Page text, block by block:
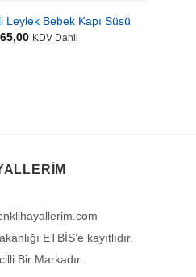
Leylek Bebek Kapı Süsü
KDV Dahil
ETBİS’e kayıtlıdır.
Bir Markadır.